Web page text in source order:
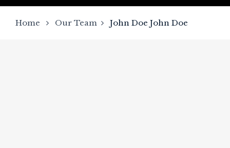
Home Our Team John Doe John Doe